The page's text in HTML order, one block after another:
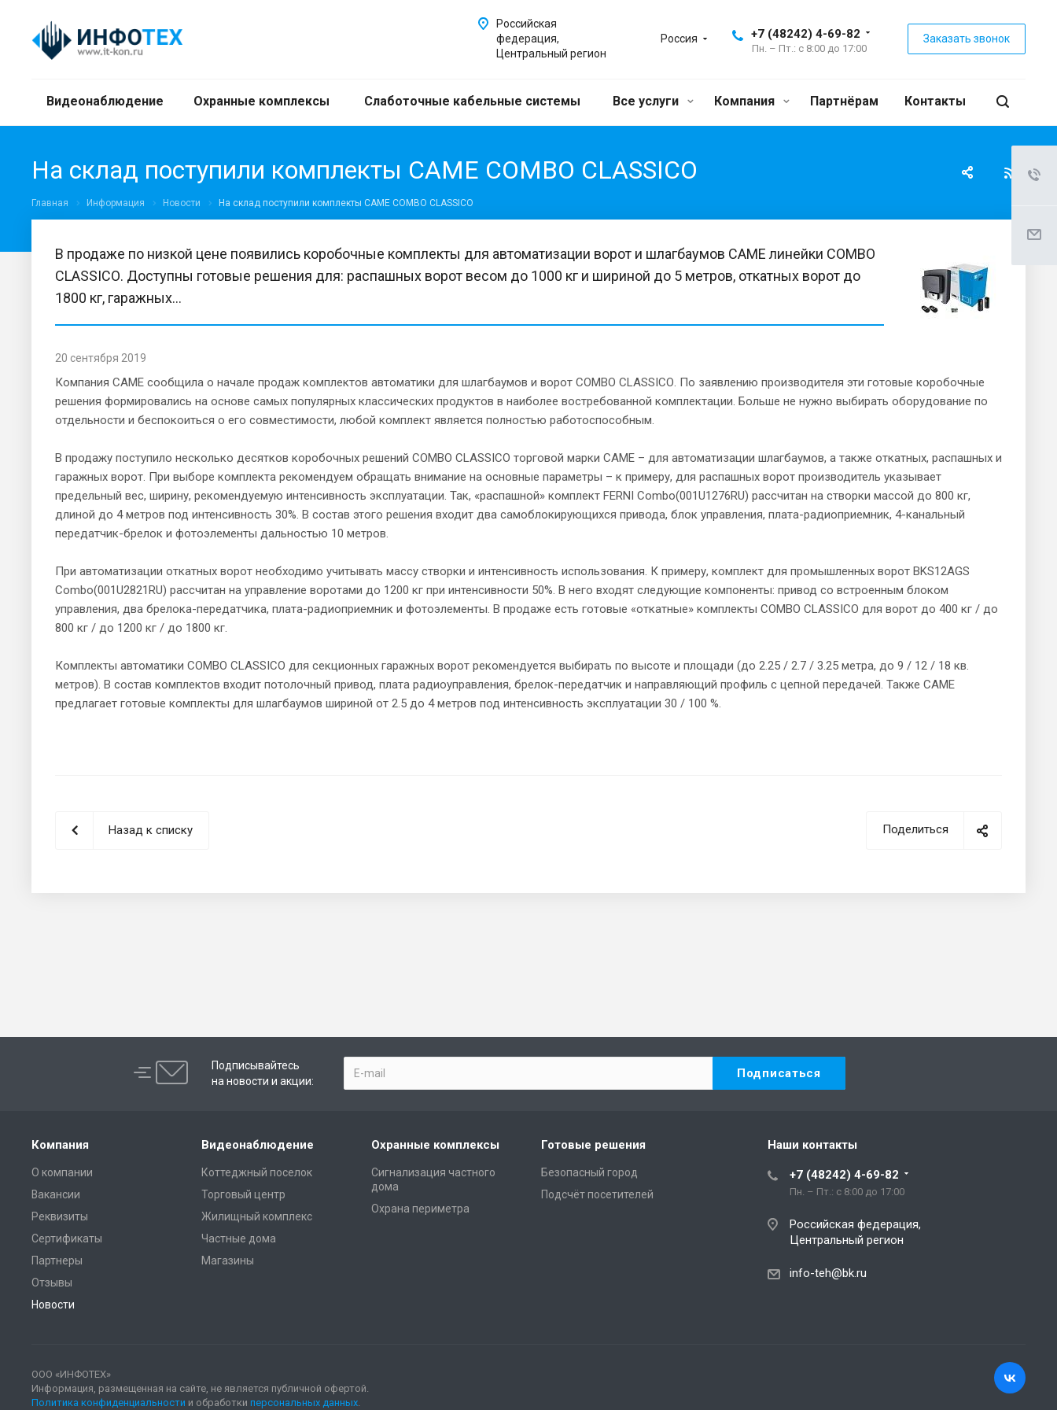
Россия +7 (48242) 4-69-82
Пн. – Пт.: с 8:00 до 17:00
Заказать звонок
Российская
федерация,
Центральный регион
Видеонаблюдение Охранные комплексы Слаботочные кабельные системы Все услуги Компания Партнёрам Контакты
На склад поступили комплекты САМЕ COMBO CLASSICО
Главная Информация Новости На склад поступили комплекты САМЕ COMBO CLASSICО
В продаже по низкой цене появились коробочные комплекты для автоматизации ворот и шлагбаумов САМЕ линейки COMBO
CLASSICО. Доступны готовые решения для: распашных ворот весом до 1000 кг и шириной до 5 метров, откатных ворот до
1800 кг, гаражных...
20 сентября 2019
Компания САМЕ сообщила о начале продаж комплектов автоматики для шлагбаумов и ворот COMBO CLASSICО. По заявлению производителя эти готовые коробочные
решения формировались на основе самых популярных классических продуктов в наиболее востребованной комплектации. Больше не нужно выбирать оборудование по
отдельности и беспокоиться о его совместимости, любой комплект является полностью работоспособным.
В продажу поступило несколько десятков коробочных решений COMBO CLASSICО торговой марки САМЕ – для автоматизации шлагбаумов, а также откатных, распашных и
гаражных ворот. При выборе комплекта рекомендуем обращать внимание на основные параметры – к примеру, для распашных ворот производитель указывает
предельный вес, ширину, рекомендуемую интенсивность эксплуатации. Так, «распашной» комплект FERNI Combo(001U1276RU) рассчитан на створки массой до 800 кг,
длиной до 4 метров под интенсивность 30%. В состав этого решения входит два самоблокирующихся привода, блок управления, плата-радиоприемник, 4-канальный
передатчик-брелок и фотоэлементы дальностью 10 метров.
При автоматизации откатных ворот необходимо учитывать массу створки и интенсивность использования. К примеру, комплект для промышленных ворот BKS12AGS
Combo(001U2821RU) рассчитан на управление воротами до 1200 кг при интенсивности 50%. В него входят следующие компоненты: привод со встроенным блоком
управления, два брелока-передатчика, плата-радиоприемник и фотоэлементы. В продаже есть готовые «откатные» комплекты COMBO CLASSICО для ворот до 400 кг / до
800 кг / до 1200 кг / до 1800 кг.
Комплекты автоматики COMBO CLASSICО для секционных гаражных ворот рекомендуется выбирать по высоте и площади (до 2.25 / 2.7 / 3.25 метра, до 9 / 12 / 18 кв.
метров). В состав комплектов входит потолочный привод, плата радиоуправления, брелок-передатчик и направляющий профиль с цепной передачей. Также CAME
предлагает готовые комплекты для шлагбаумов шириной от 2.5 до 4 метров под интенсивность эксплуатации 30 / 100 %.
Поделиться
Назад к списку
Подписывайтесь
на новости и акции:
Компания
О компании
Вакансии
Реквизиты
Сертификаты
Партнеры
Отзывы
Новости
Видеонаблюдение
Коттеджный поселок
Торговый центр
Жилищный комплекс
Частные дома
Магазины
Охранные комплексы
Сигнализация частного
дома
Охрана периметра
Готовые решения
Безопасный город
Подсчёт посетителей
Наши контакты
+7 (48242) 4-69-82
Пн. – Пт.: с 8:00 до 17:00
Российская федерация,
Центральный регион
info-teh@bk.ru
ООО «ИНФОТЕХ»
Информация, размещенная на сайте, не является публичной офертой.
Политика конфиденциальности и обработки персональных данных.